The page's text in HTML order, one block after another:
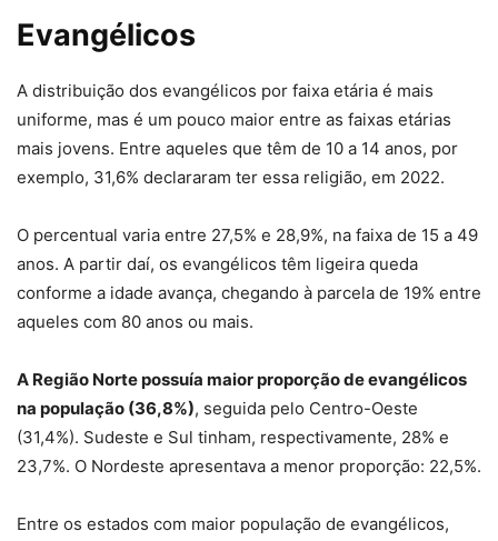
Evangélicos
A distribuição dos evangélicos por faixa etária é mais
uniforme, mas é um pouco maior entre as faixas etárias
mais jovens. Entre aqueles que têm de 10 a 14 anos, por
exemplo, 31,6% declararam ter essa religião, em 2022.
O percentual varia entre 27,5% e 28,9%, na faixa de 15 a 49
anos. A partir daí, os evangélicos têm ligeira queda
conforme a idade avança, chegando à parcela de 19% entre
aqueles com 80 anos ou mais.
A Região Norte possuía maior proporção de evangélicos
na população (36,8%), seguida pelo Centro-Oeste
(31,4%). Sudeste e Sul tinham, respectivamente, 28% e
23,7%. O Nordeste apresentava a menor proporção: 22,5%.
Entre os estados com maior população de evangélicos,